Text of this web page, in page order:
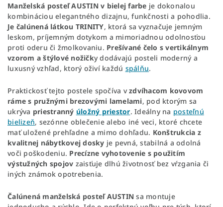
Manželská posteľ AUSTIN v bielej farbe je dokonalou
kombináciou elegantného dizajnu, funkčnosti a pohodlia.
Je čalúnená látkou TRINITY, ktorá sa vyznačuje jemným
leskom, príjemným dotykom a mimoriadnou odolnosťou
proti oderu či žmolkovaniu. Prešívané čelo s vertikálnym
vzorom a štýlové nožičky dodávajú posteli moderný a
luxusný vzhľad, ktorý oživí každú spálňu.
Praktickosť tejto postele spočíva vzdvíhacom kovovom
ráme s pružnými brezovými lamelami, pod ktorým sa
ukrýva priestranný úložný priestor. Ideálny na posteľnú
bielizeň, sezónne oblečenie alebo iné veci, ktoré chcete
mať uložené prehľadne a mimo dohľadu. Konštrukcia z
kvalitnej nábytkovej dosky je pevná, stabilná a odolná
voči poškodeniu. Precízne vyhotovenie s použitím
výstužných spojov zaisťuje dlhú životnosť bez vŕzgania či
iných známok opotrebenia.
Čalúnená manželská posteľ AUSTIN sa montuje